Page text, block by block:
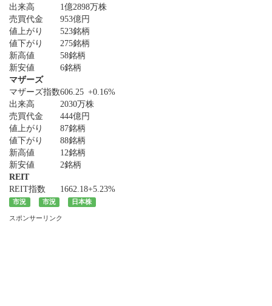
出来高
1億2898万株
売買代金
953億円
値上がり
523銘柄
値下がり
275銘柄
新高値
58銘柄
新安値
6銘柄
マザーズ
マザーズ指数606.25 +0.16%
出来高
2030万株
売買代金
444億円
値上がり
87銘柄
値下がり
88銘柄
新高値
12銘柄
新安値
2銘柄
REIT
REIT指数
1662.18+5.23%
市況 市況 日本株
スポンサーリンク